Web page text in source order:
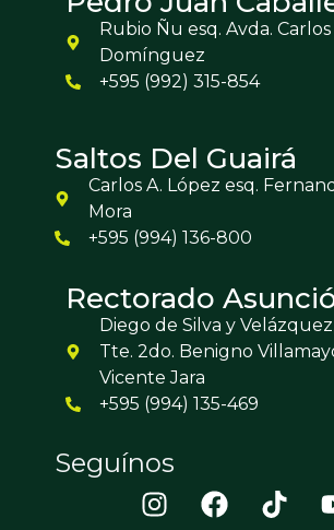
Rubio Ñu esq. Avda. Carlos
Domínguez
+595 (992) 315-854
Saltos Del Guairá
Carlos A. López esq.
Mora
+595 (994) 136-800
Rectorado
Diego de Silva y
Tte. 2do. Benigno
Vicente Jara
+595 (994) 135-469
Seguínos